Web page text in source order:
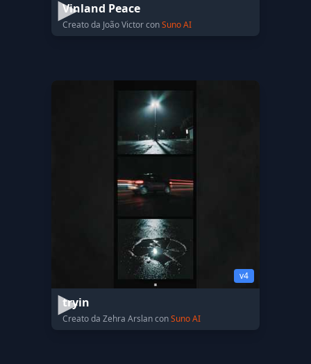
Vinland Peace
Creato da João Victor conSuno AI
v4
tryin
Creato da Zehra Arslan conSuno AI